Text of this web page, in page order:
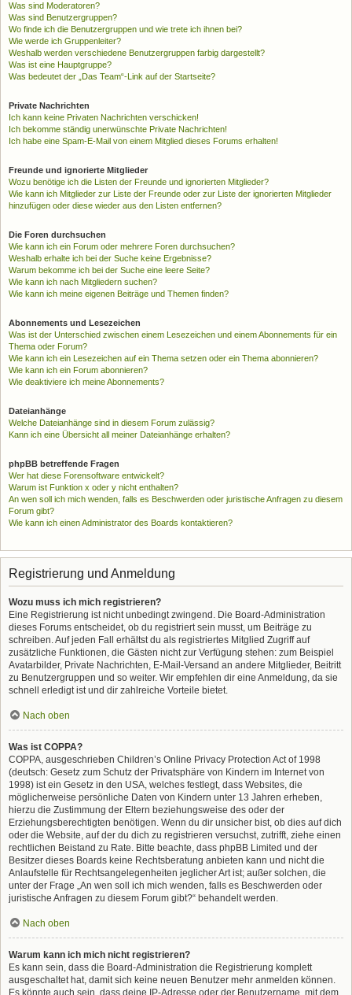
Was sind Moderatoren?
Was sind Benutzergruppen?
Wo finde ich die Benutzergruppen und wie trete ich ihnen bei?
Wie werde ich Gruppenleiter?
Weshalb werden verschiedene Benutzergruppen farbig dargestellt?
Was ist eine Hauptgruppe?
Was bedeutet der „Das Team“-Link auf der Startseite?
Private Nachrichten
Ich kann keine Privaten Nachrichten verschicken!
Ich bekomme ständig unerwünschte Private Nachrichten!
Ich habe eine Spam-E-Mail von einem Mitglied dieses Forums erhalten!
Freunde und ignorierte Mitglieder
Wozu benötige ich die Listen der Freunde und ignorierten Mitglieder?
Wie kann ich Mitglieder zur Liste der Freunde oder zur Liste der ignorierten Mitglieder
hinzufügen oder diese wieder aus den Listen entfernen?
Die Foren durchsuchen
Wie kann ich ein Forum oder mehrere Foren durchsuchen?
Weshalb erhalte ich bei der Suche keine Ergebnisse?
Warum bekomme ich bei der Suche eine leere Seite?
Wie kann ich nach Mitgliedern suchen?
Wie kann ich meine eigenen Beiträge und Themen finden?
Abonnements und Lesezeichen
Was ist der Unterschied zwischen einem Lesezeichen und einem Abonnements für ein
Thema oder Forum?
Wie kann ich ein Lesezeichen auf ein Thema setzen oder ein Thema abonnieren?
Wie kann ich ein Forum abonnieren?
Wie deaktiviere ich meine Abonnements?
Dateianhänge
Welche Dateianhänge sind in diesem Forum zulässig?
Kann ich eine Übersicht all meiner Dateianhänge erhalten?
phpBB betreffende Fragen
Wer hat diese Forensoftware entwickelt?
Warum ist Funktion x oder y nicht enthalten?
An wen soll ich mich wenden, falls es Beschwerden oder juristische Anfragen zu diesem
Forum gibt?
Wie kann ich einen Administrator des Boards kontaktieren?
Registrierung und Anmeldung
Wozu muss ich mich registrieren?
Eine Registrierung ist nicht unbedingt zwingend. Die Board-Administration
dieses Forums entscheidet, ob du registriert sein musst, um Beiträge zu
schreiben. Auf jeden Fall erhältst du als registriertes Mitglied Zugriff auf
zusätzliche Funktionen, die Gästen nicht zur Verfügung stehen: zum Beispiel
Avatarbilder, Private Nachrichten, E-Mail-Versand an andere Mitglieder, Beitritt
zu Benutzergruppen und so weiter. Wir empfehlen dir eine Anmeldung, da sie
schnell erledigt ist und dir zahlreiche Vorteile bietet.
Nach oben
Was ist COPPA?
COPPA, ausgeschrieben Children’s Online Privacy Protection Act of 1998
(deutsch: Gesetz zum Schutz der Privatsphäre von Kindern im Internet von
1998) ist ein Gesetz in den USA, welches festlegt, dass Websites, die
möglicherweise persönliche Daten von Kindern unter 13 Jahren erheben,
hierzu die Zustimmung der Eltern beziehungsweise des oder der
Erziehungsberechtigten benötigen. Wenn du dir unsicher bist, ob dies auf dich
oder die Website, auf der du dich zu registrieren versuchst, zutrifft, ziehe einen
rechtlichen Beistand zu Rate. Bitte beachte, dass phpBB Limited und der
Besitzer dieses Boards keine Rechtsberatung anbieten kann und nicht die
Anlaufstelle für Rechtsangelegenheiten jeglicher Art ist; außer solchen, die
unter der Frage „An wen soll ich mich wenden, falls es Beschwerden oder
juristische Anfragen zu diesem Forum gibt?“ behandelt werden.
Nach oben
Warum kann ich mich nicht registrieren?
Es kann sein, dass die Board-Administration die Registrierung komplett
ausgeschaltet hat, damit sich keine neuen Benutzer mehr anmelden können.
Es könnte auch sein, dass deine IP-Adresse oder der Benutzername, mit dem